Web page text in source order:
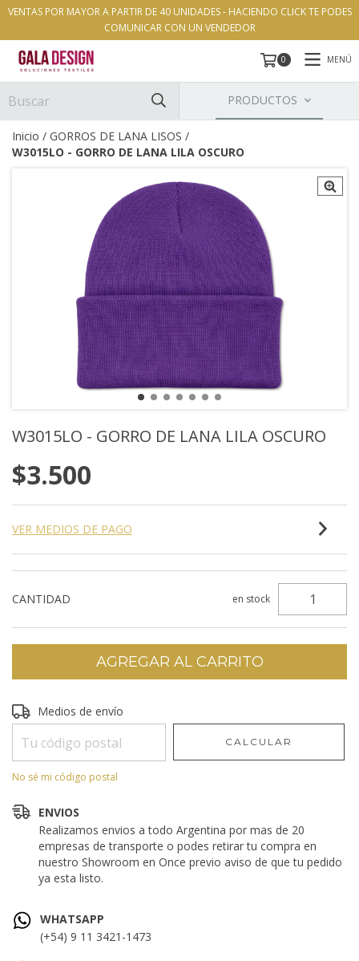
VENTAS POR MAYOR A PARTIR DE 40 UNIDADES - HACIENDO CLICK TE PODES
COMUNICAR CON UN VENDEDOR
0 MENÚ
PRODUCTOS
Inicio / GORROS DE LANA LISOS /
W3015LO - GORRO DE LANA LILA OSCURO
W3015LO - GORRO DE LANA LILA OSCURO
$3.500
VER MEDIOS DE PAGO
CANTIDAD en stock
Entregas para el CP:
Medios de envío
CALCULAR
No sé mi código postal
ENVIOS
Realizamos envios a todo Argentina por mas de 20
empresas de transporte o podes retirar tu compra en
nuestro Showroom en Once previo aviso de que tu pedido
ya esta listo.
WHATSAPP
(+54) 9 11 3421-1473